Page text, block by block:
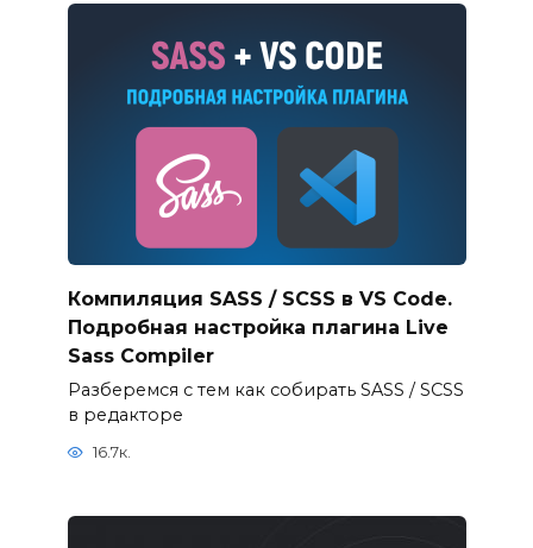
Компиляция SASS / SCSS в VS Code.
Подробная настройка плагина Live
Sass Compiler
Разберемся с тем как собирать SASS / SCSS
в редакторе
16.7к.